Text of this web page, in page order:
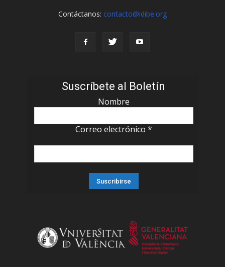
Contáctanos: contacto@idibe.org
Suscríbete al Boletín
Nombre
Correo electrónico *